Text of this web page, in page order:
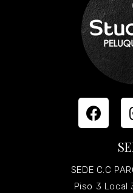
SEDE C.C
Piso 3 Local